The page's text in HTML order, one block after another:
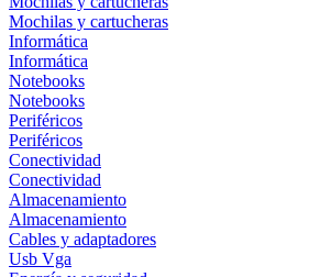
Mochilas y cartucheras
Informática
Informática
Notebooks
Notebooks
Periféricos
Periféricos
Conectividad
Conectividad
Almacenamiento
Almacenamiento
Cables y adaptadores
Usb Vga